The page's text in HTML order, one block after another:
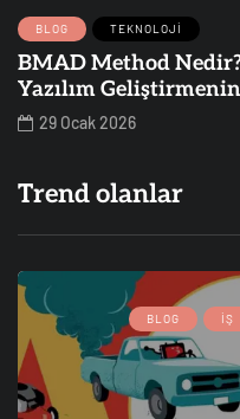
BLOG TEKNOLOJI
BMAD Method
Yazılım
29 Ocak 2026
Trend olanlar
BLOG İŞ